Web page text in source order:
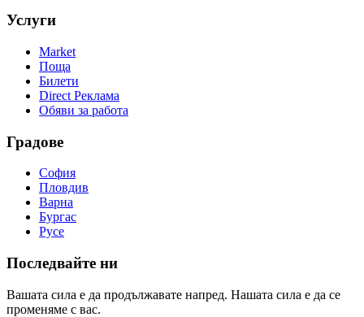
Услуги
Market
Поща
Билети
Direct Реклама
Обяви за работа
Градове
София
Пловдив
Варна
Бургас
Русе
Последвайте ни
Вашата сила е да продължавате напред. Нашата сила е да се
променяме с вас.